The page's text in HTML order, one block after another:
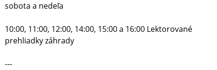
sobota a nedeľa
10:00, 11:00, 12:00, 14:00, 15:00 a 16:00 Lektorované
prehliadky záhrady
---